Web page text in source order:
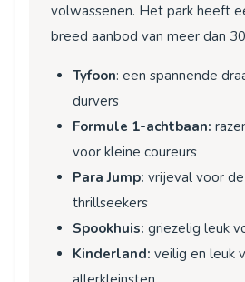
volwassenen. Het park heeft
breed aanbod van meer dan
Tyfoon: een spannende
durvers
Formule 1-achtbaan:
voor kleine coureurs
Para Jump: vrijeval voor
thrillseekers
Spookhuis: griezelig leuk
Kinderland: veilig en leuk